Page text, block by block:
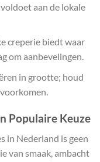
aan de lokale
creperie biedt waar
om aanbevelingen.
in grootte; houd
Populaire Keuze
in Nederland is geen
van smaak, ambacht